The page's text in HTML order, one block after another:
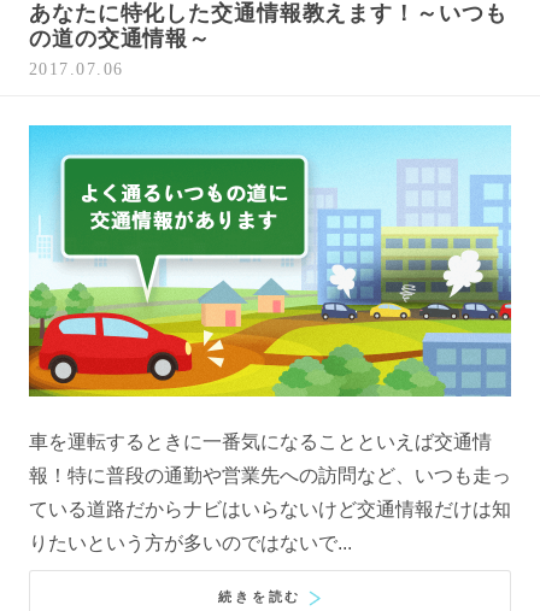
あなたに特化した交通情報教えます！～いつも
の道の交通情報～
2017.07.06
車を運転するときに一番気になることといえば交通情
報！特に普段の通勤や営業先への訪問など、いつも走っ
ている道路だからナビはいらないけど交通情報だけは知
りたいという方が多いのではないで...
続きを読む